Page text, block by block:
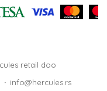
retail doo
info@hercules.rs